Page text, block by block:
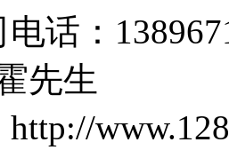
话：
先生